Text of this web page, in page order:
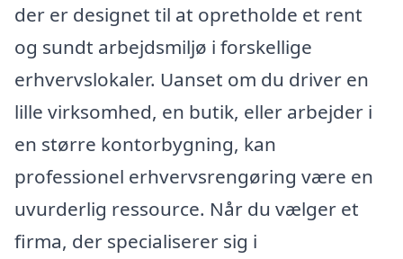
der er designet til at opretholde et rent
og sundt arbejdsmiljø i forskellige
erhvervslokaler. Uanset om du driver en
lille virksomhed, en butik, eller arbejder i
en større kontorbygning, kan
professionel erhvervsrengøring være en
uvurderlig ressource. Når du vælger et
firma, der specialiserer sig i